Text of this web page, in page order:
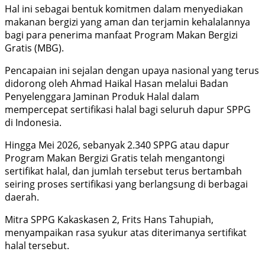
Hal ini sebagai bentuk komitmen dalam menyediakan
makanan bergizi yang aman dan terjamin kehalalannya
bagi para penerima manfaat Program Makan Bergizi
Gratis (MBG).
Pencapaian ini sejalan dengan upaya nasional yang terus
didorong oleh Ahmad Haikal Hasan melalui Badan
Penyelenggara Jaminan Produk Halal dalam
mempercepat sertifikasi halal bagi seluruh dapur SPPG
di Indonesia.
Hingga Mei 2026, sebanyak 2.340 SPPG atau dapur
Program Makan Bergizi Gratis telah mengantongi
sertifikat halal, dan jumlah tersebut terus bertambah
seiring proses sertifikasi yang berlangsung di berbagai
daerah.
Mitra SPPG Kakaskasen 2, Frits Hans Tahupiah,
menyampaikan rasa syukur atas diterimanya sertifikat
halal tersebut.